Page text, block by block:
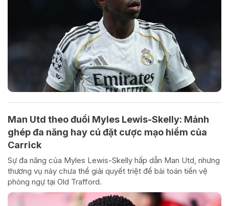
Man Utd theo đuổi Myles Lewis-Skelly: Mảnh
ghép đa năng hay cú đặt cược mạo hiểm của
Carrick
Sự đa năng của Myles Lewis-Skelly hấp dẫn Man Utd, nhưng
thương vụ này chưa thể giải quyết triệt để bài toán tiền vệ
phòng ngự tại Old Trafford.